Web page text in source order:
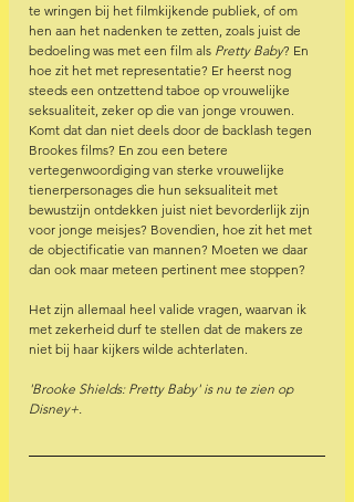
te wringen bij het filmkijkende publiek, of om
hen aan het nadenken te zetten, zoals juist de
bedoeling was met een film als Pretty Baby? En
hoe zit het met representatie? Er heerst nog
steeds een ontzettend taboe op vrouwelijke
seksualiteit, zeker op die van jonge vrouwen.
Komt dat dan niet deels door de backlash tegen
Brookes films? En zou een betere
vertegenwoordiging van sterke vrouwelijke
tienerpersonages die hun seksualiteit met
bewustzijn ontdekken juist niet bevorderlijk zijn
voor jonge meisjes? Bovendien, hoe zit het met
de objectificatie van mannen? Moeten we daar
dan ook maar meteen pertinent mee stoppen?
Het zijn allemaal heel valide vragen, waarvan ik
met zekerheid durf te stellen dat de makers ze
niet bij haar kijkers wilde achterlaten.
'Brooke Shields: Pretty Baby' is nu te zien op
Disney+.